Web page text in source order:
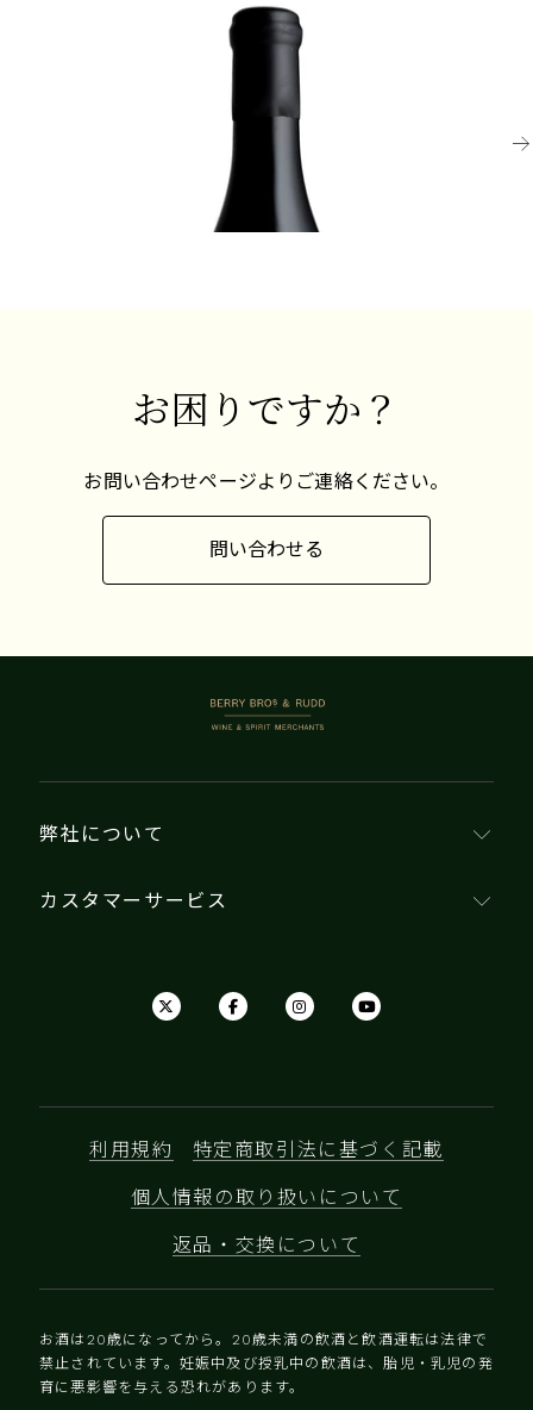
る。石灰岩が豊富な畑であるジルバーベルク、
カッペルヴェッグ、プフレンツァーレーベンは
リースリングに、ロートライベルの濃い褐色の粘
土とシルトの土壌はピノ・グリに、オーベラー・
ヴァインガルテンとシュテグレベンの石灰質の白
い石はガスマンのゲヴュルツトラミネールに最適
と言えます。
のある例を生産しています。ピノ・グリは現在、
アメリカのオレゴン州やニュージーランドでも注
目されて栽培されています。
2003 ピノ・グリ・ドゥ・ロルシュヴィア、セレ
クション・ドゥ・グラン・ノーブル、ローリー＝
¥9,900 (税込) - 375ml
お困りですか？
お問い合わせページよりご連絡ください。
問い合わせる
BERRY BROS. & RUDD
弊社について
カスタマーサービス
利用規約 特定商取引法に基づく記載
個人情報の取り扱いについて
返品・交換について
お酒は20歳になってから。20歳未満の飲酒と飲酒運転は法律で
禁止されています。妊娠中及び授乳中の飲酒は、胎児・乳児の発
育に悪影響を与える恐れがあります。